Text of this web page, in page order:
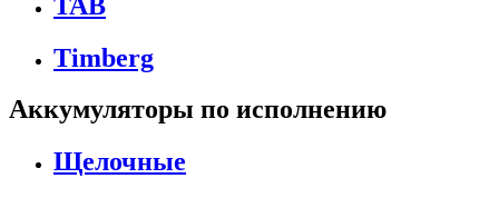
Timberg
Аккумуляторы по исполнению
Щелочные